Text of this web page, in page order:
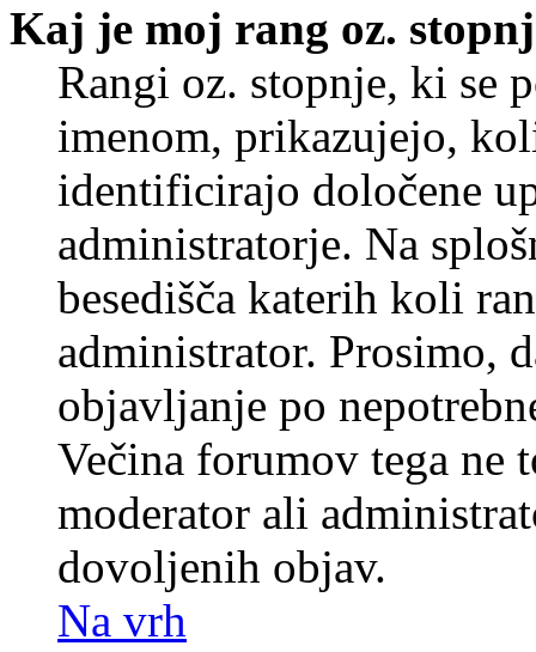
Kaj je moj rang oz.
Rangi oz. stopnje, ki se
imenom, prikazujejo,
identificirajo določene
administratorje. Na
besedišča katerih koli
administrator. Prosimo,
objavljanje po
Večina forumov tega ne
moderator ali
dovoljenih objav.
Na vrh